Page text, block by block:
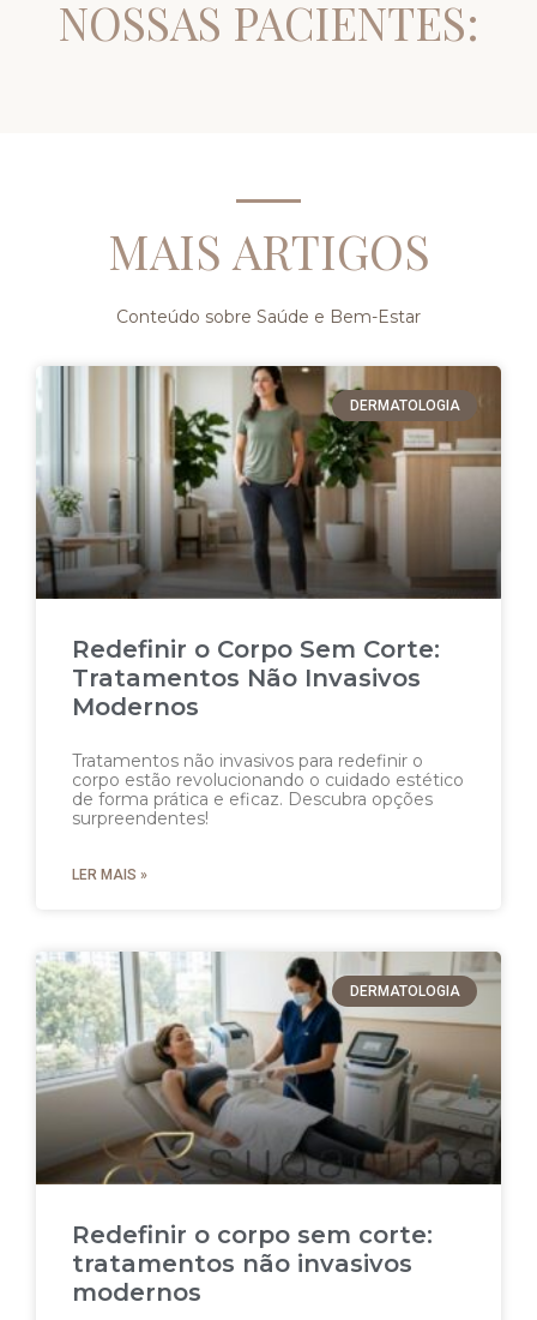
NOSSAS PACIENTES:
MAIS ARTIGOS
Conteúdo sobre Saúde e Bem-Estar
DERMATOLOGIA
Redefinir o Corpo Sem Corte:
Tratamentos Não Invasivos
Modernos
Tratamentos não invasivos para redefinir o
corpo estão revolucionando o cuidado estético
de forma prática e eficaz. Descubra opções
surpreendentes!
LER MAIS »
DERMATOLOGIA
Redefinir o corpo sem corte:
tratamentos não invasivos
modernos